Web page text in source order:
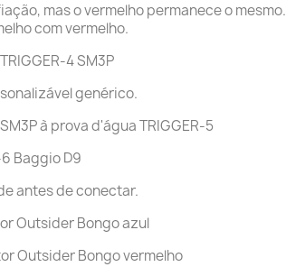
mas o vermelho permanece o mesmo.
com vermelho.
4 SM3P
genérico.
à prova d'água TRIGGER-5
Baggio D9
antes de conectar.
Outsider Bongo azul
Outsider Bongo vermelho